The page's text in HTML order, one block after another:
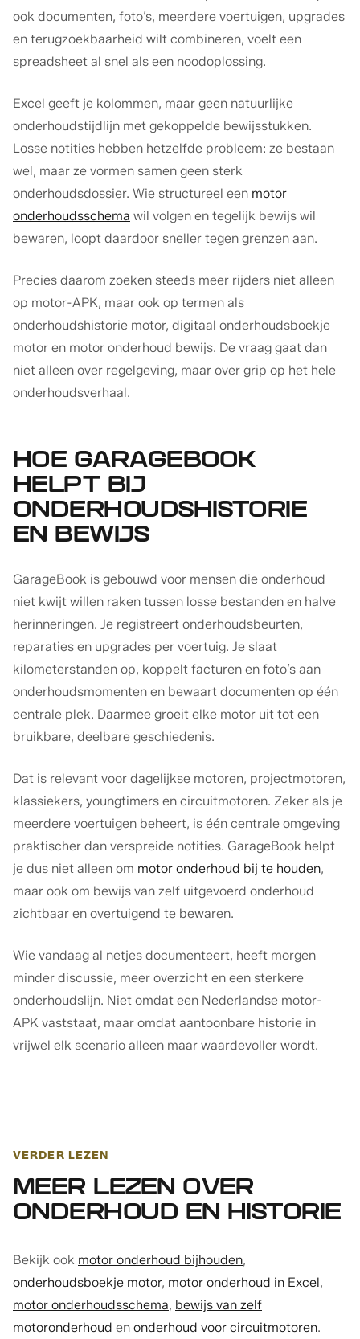
ook documenten, foto’s, meerdere voertuigen, upgrades
en terugzoekbaarheid wilt combineren, voelt een
spreadsheet al snel als een noodoplossing.
Excel geeft je kolommen, maar geen natuurlijke
onderhoudstijdlijn met gekoppelde bewijsstukken.
Losse notities hebben hetzelfde probleem: ze bestaan
wel, maar ze vormen samen geen sterk
onderhoudsdossier. Wie structureel een motor
onderhoudsschema wil volgen en tegelijk bewijs wil
bewaren, loopt daardoor sneller tegen grenzen aan.
Precies daarom zoeken steeds meer rijders niet alleen
op motor-APK, maar ook op termen als
onderhoudshistorie motor, digitaal onderhoudsboekje
motor en motor onderhoud bewijs. De vraag gaat dan
niet alleen over regelgeving, maar over grip op het hele
onderhoudsverhaal.
HOE GARAGEBOOK
HELPT BIJ
ONDERHOUDSHISTORIE
EN BEWIJS
GarageBook is gebouwd voor mensen die onderhoud
niet kwijt willen raken tussen losse bestanden en halve
herinneringen. Je registreert onderhoudsbeurten,
reparaties en upgrades per voertuig. Je slaat
kilometerstanden op, koppelt facturen en foto’s aan
onderhoudsmomenten en bewaart documenten op één
centrale plek. Daarmee groeit elke motor uit tot een
bruikbare, deelbare geschiedenis.
Dat is relevant voor dagelijkse motoren, projectmotoren,
klassiekers, youngtimers en circuitmotoren. Zeker als je
meerdere voertuigen beheert, is één centrale omgeving
praktischer dan verspreide notities. GarageBook helpt
je dus niet alleen om motor onderhoud bij te houden,
maar ook om bewijs van zelf uitgevoerd onderhoud
zichtbaar en overtuigend te bewaren.
Wie vandaag al netjes documenteert, heeft morgen
minder discussie, meer overzicht en een sterkere
onderhoudslijn. Niet omdat een Nederlandse motor-
APK vaststaat, maar omdat aantoonbare historie in
vrijwel elk scenario alleen maar waardevoller wordt.
VERDER LEZEN
MEER LEZEN OVER
ONDERHOUD EN HISTORIE
Bekijk ook motor onderhoud bijhouden,
onderhoudsboekje motor, motor onderhoud in Excel,
motor onderhoudsschema, bewijs van zelf
motoronderhoud en onderhoud voor circuitmotoren.